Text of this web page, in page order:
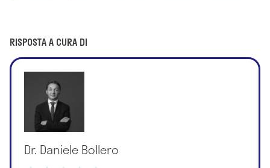
RISPOSTA A CURA DI
Dr. Daniele Bollero